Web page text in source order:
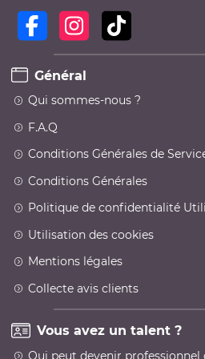
Général
Qui sommes-nous ?
F.A.Q
Conditions Générales de
Conditions Générales
Politique de confidentialité
Utilisation des cookies
Mentions légales
Collecte avis clients
Vous avez un talent ?
Qui peut devenir professionnel